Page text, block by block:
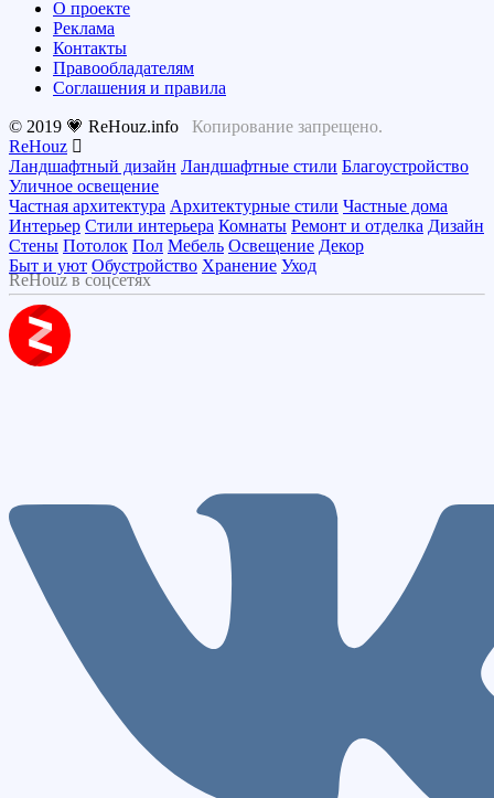
О проекте
Реклама
Контакты
Правообладателям
Соглашения и правила
© 2019 💗 ReHouz.info Копирование запрещено.
ReHouz
Ландшафтный дизайн Ландшафтные стили Благоустройство
Уличное освещение
Частная архитектура Архитектурные стили Частные дома
Интерьер Стили интерьера Комнаты Ремонт и отделка Дизайн
Стены Потолок Пол Мебель Освещение Декор
Быт и уют Обустройство Хранение Уход
ReHouz в соцсетях